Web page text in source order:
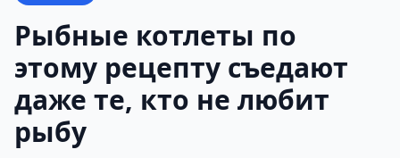
Рыбные котлеты по
этому рецепту съедают
даже те, кто не любит
рыбу